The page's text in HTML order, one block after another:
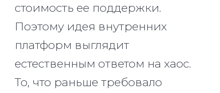
стоимость ее поддержки.
Поэтому идея внутренних
платформ выглядит
естественным ответом на хаос.
То, что раньше требовало